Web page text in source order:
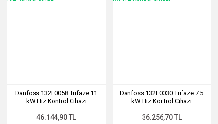
Danfoss 132F0058 Trifaze 11
kW Hız Kontrol Cihazı
46.144,90 TL
Danfoss 132F0030 Trifaze 7.5
kW Hız Kontrol Cihazı
36.256,70 TL